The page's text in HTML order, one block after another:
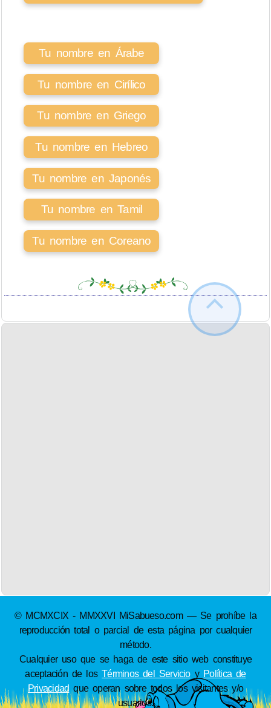
Tu nombre en Árabe
Tu nombre en Cirílico
Tu nombre en Griego
Tu nombre en Hebreo
Tu nombre en Japonés
Tu nombre en Tamil
Tu nombre en Coreano
© MCMXCIX - MMXXVI MiSabueso.com — Se prohíbe la
reproducción total o parcial de esta página por cualquier
método.
Cualquier uso que se haga de este sitio web constituye
aceptación de losTérminos del Servicioy Política de
Privacidad que operan sobre todos los visitantes y/o
usuarios.